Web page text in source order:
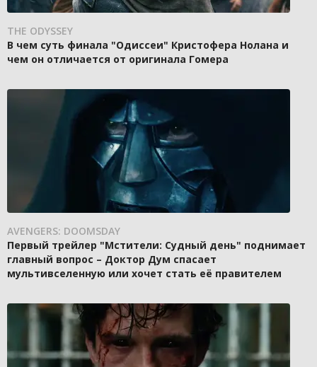
THE ODYSSEY
В чем суть финала "Одиссеи" Кристофера Нолана и
чем он отличается от оригинала Гомера
AVENGERS: DOOMSDAY
Первый трейлер "Мстители: Судный день" поднимает
главный вопрос – Доктор Дум спасает
мультивселенную или хочет стать её правителем